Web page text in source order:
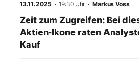
13.11.2025 · 19:30 Uhr · Markus Voss
Zeit zum Zugreifen: Bei
Aktien‑Ikone raten
Kauf